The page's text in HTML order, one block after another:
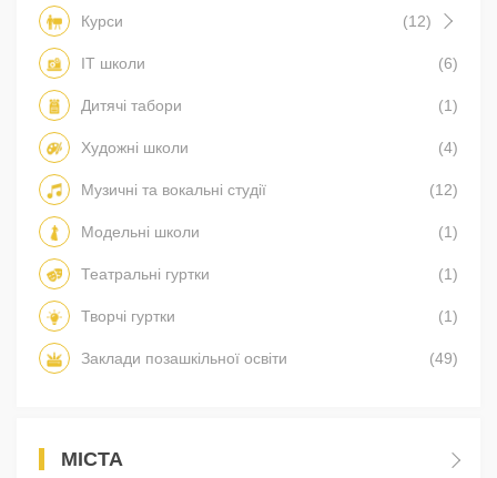
Курси (12)
IT школи (6)
Дитячі табори (1)
Художні школи (4)
Музичні та вокальні студії (12)
Модельні школи (1)
Театральні гуртки (1)
Творчі гуртки (1)
Заклади позашкільної освіти (49)
МІСТА